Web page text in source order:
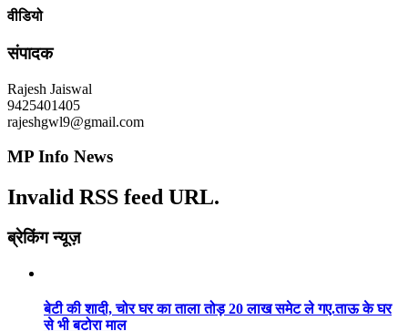
वीडियो
संपादक
Rajesh Jaiswal
9425401405
rajeshgwl9@gmail.com
MP Info News
Invalid RSS feed URL.
ब्रेकिंग न्यूज़
बेटी की शादी, चोर घर का ताला तोड़ 20 लाख समेट ले गए.ताऊ के घर
से भी बटोरा माल